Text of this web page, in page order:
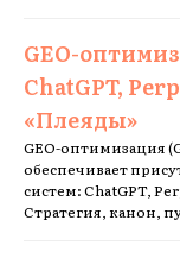
GEO-
ChatGPT,
«Плеяды»
GEO-оптимизация
обеспечивает
систем: ChatGPT,
Стратегия, канон,